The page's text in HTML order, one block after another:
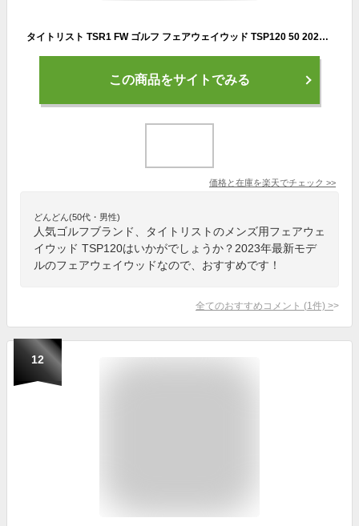
タイトリスト TSR1 FW ゴルフ フェアウェイウッド TSP120 50 2023年モデル メンズ Titleist
この商品をサイトでみる
価格と在庫を楽天でチェック >>
どんどん(50代・男性)
人気ゴルフブランド、タイトリストのメンズ用フェアウェ
イウッド TSP120はいかがでしょうか？2023年最新モデ
ルのフェアウェイウッドなので、おすすめです！
全てのおすすめコメント (1 件) >
12